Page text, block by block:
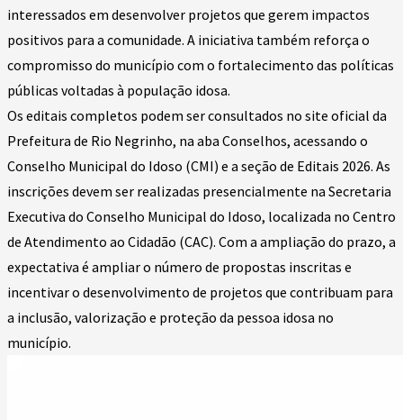
interessados em desenvolver projetos que gerem impactos
positivos para a comunidade. A iniciativa também reforça o
compromisso do município com o fortalecimento das políticas
públicas voltadas à população idosa.
Os editais completos podem ser consultados no site oficial da
Prefeitura de Rio Negrinho, na aba Conselhos, acessando o
Conselho Municipal do Idoso (CMI) e a seção de Editais 2026. As
inscrições devem ser realizadas presencialmente na Secretaria
Executiva do Conselho Municipal do Idoso, localizada no Centro
de Atendimento ao Cidadão (CAC). Com a ampliação do prazo, a
expectativa é ampliar o número de propostas inscritas e
incentivar o desenvolvimento de projetos que contribuam para
a inclusão, valorização e proteção da pessoa idosa no
município.